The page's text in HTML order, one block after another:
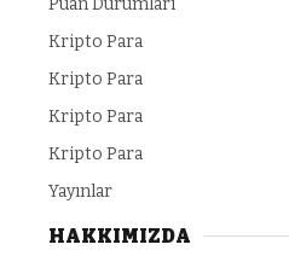
Kripto Para
Kripto Para
Kripto Para
Kripto Para
Yayınlar
HAKKIMIZDA